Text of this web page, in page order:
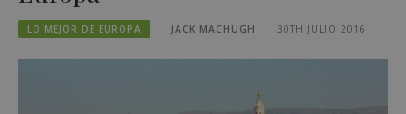
LO MEJOR DE EUROPA JACK MACHUGH 30TH JULIO 2016